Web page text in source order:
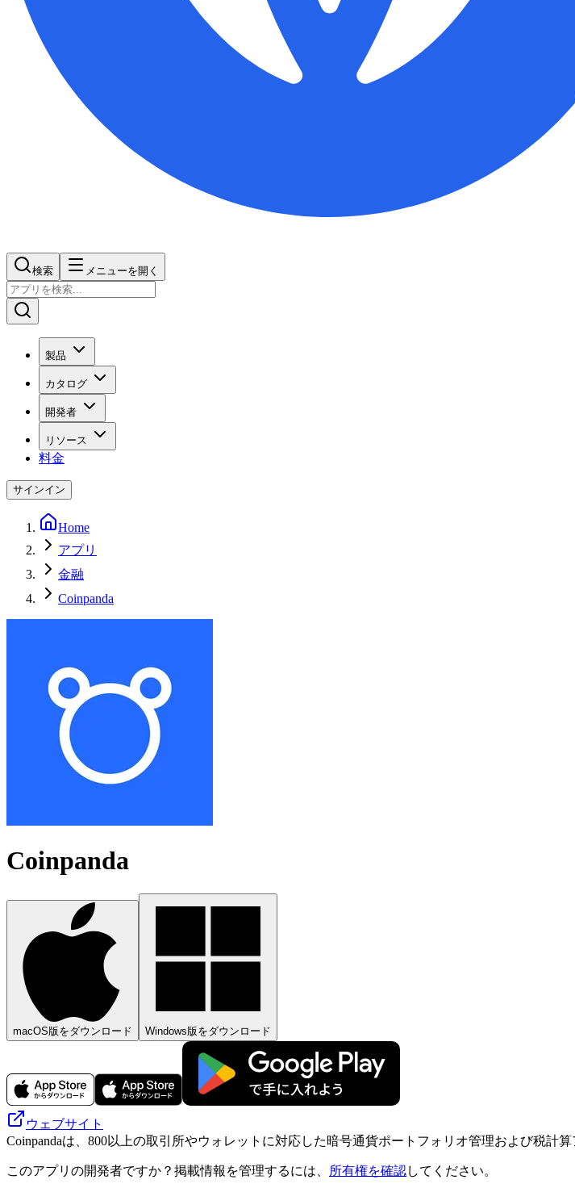
検索 メニューを開く
製品
カタログ
開発者
リソース
料金
サインイン
Home
アプリ
金融
Coinpanda
Coinpanda
macOS版をダウンロード Windows版をダウンロード
ウェブサイト
Coinpandaは、800以上の取引所やウォレットに対応した暗号通貨ポートフォリオ管理および税計
このアプリの開発者ですか？掲載情報を管理するには、 所有権を確認してください。